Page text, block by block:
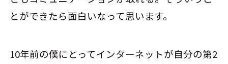
とができたら面白いなって思います。
10年前の僕にとってインターネットが自分の第2